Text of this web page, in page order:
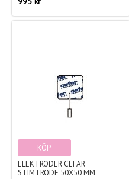
KÖP
ELEKTRODER CEFAR
STIMTRODE 50X50 MM